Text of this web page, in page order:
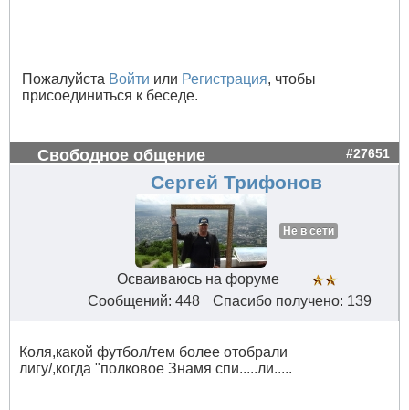
Пожалуйста Войти или Регистрация, чтобы
присоединиться к беседе.
Свободное общение #27651
Сергей Трифонов
Не в сети
Осваиваюсь на форуме
Сообщений: 448
Спасибо получено: 139
Коля,какой футбол/тем более отобрали
лигу/,когда "полковое Знамя спи.....ли.....